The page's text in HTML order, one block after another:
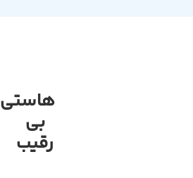
هاستی
بی
رقیب